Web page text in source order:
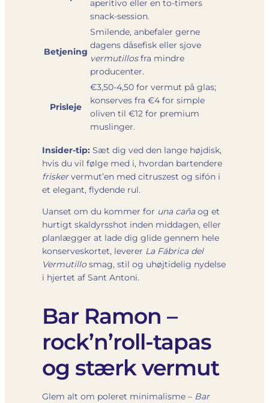
aperitivo eller en to-timers
snack-session.
Betjening
Smilende, anbefaler gerne
dagens dåsefisk eller sjove
vermutillosfra mindre
producenter.
Prisleje
€3,50-4,50 for vermut på glas;
konserves fra €4 for simple
oliven til €12 for premium
muslinger.
Insider-tip: Sæt dig ved den lange høj­disk,
hvis du vil følge med i, hvordan bartendere
friskervermut’en med citruszest og sifón i
et elegant, flydende rul.
Uanset om du kommer for una cañaog et
hurtigt skaldyrsshot inden middagen, eller
planlægger at lade dig glide gennem hele
konserves­kortet, leverer La Fábrica del
Vermutillosmag, stil og uhøjtidelig nydelse
i hjertet af Sant Antoni.
Bar Ramon –
rock’n’roll-tapas
og stærk vermut
Glem alt om poleret minimalisme – Bar